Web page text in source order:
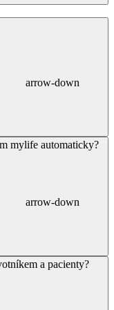
arrow-down
mylife automaticky?
arrow-down
a pacienty?